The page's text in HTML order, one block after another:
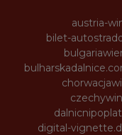
austria-
bilet-
digital-